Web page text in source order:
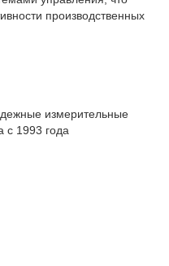
производственных
измерительные
c 1993 года